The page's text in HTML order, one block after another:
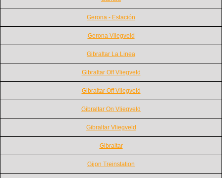
Gerona - Estación
Gerona Vliegveld
Gibraltar La Linea
Gibraltar Off Vliegveld
Gibraltar Off Vliegveld
Gibraltar On Vliegveld
Gibraltar Vliegveld
Gibraltar
Gijon Treinstation